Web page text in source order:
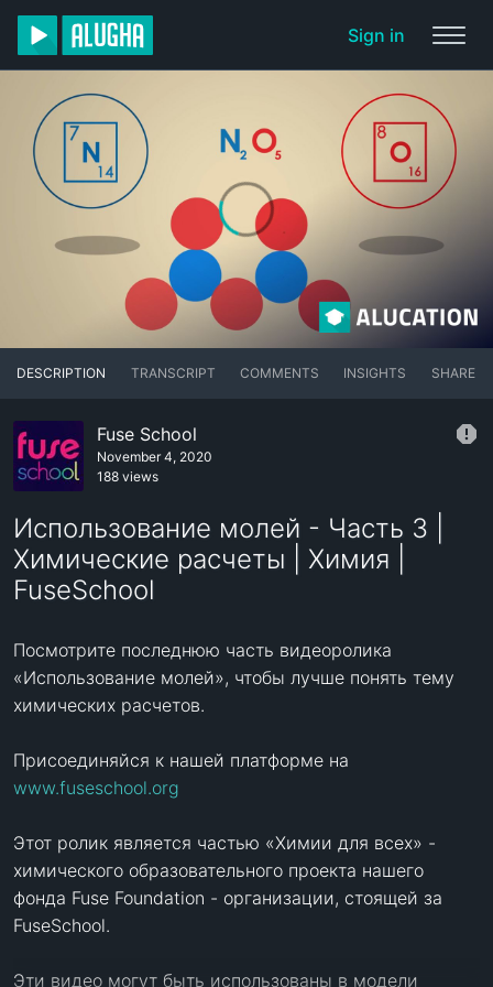
Sign in
DESCRIPTION TRANSCRIPT COMMENTS INSIGHTS SHARE
Fuse School
November 4, 2020
188 views
Использование молей - Часть 3 |
Химические расчеты | Химия |
FuseSchool
Посмотрите последнюю часть видеоролика
«Использование молей», чтобы лучше понять тему
химических расчетов.
www.fuseschool.org
Этот ролик является частью «Химии для всех» -
химического образовательного проекта нашего
фонда Fuse Foundation - организации, стоящей за
FuseSchool.
Эти видео могут быть использованы в модели